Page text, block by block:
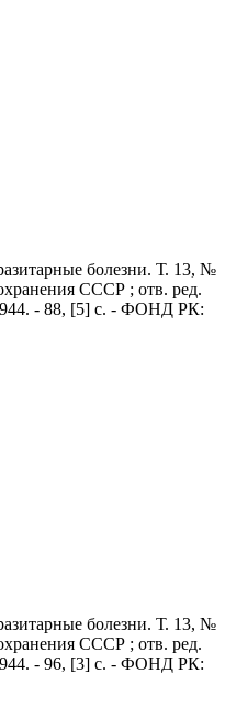
болезни. Т. 13, №
СССР ; отв. ред.
- 88, [5] с. - ФОНД РК:
болезни. Т. 13, №
СССР ; отв. ред.
- 96, [3] с. - ФОНД РК: